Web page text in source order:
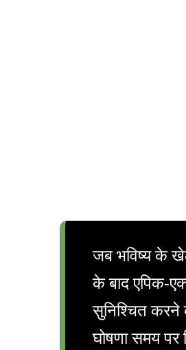
जब भविष्य के
के बाद एपिक-
सुनिश्चित करने
घोषणा समय पर